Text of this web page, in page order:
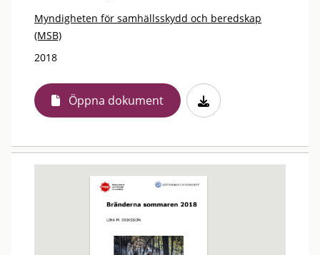
Myndigheten för samhällsskydd och beredskap
(MSB)
2018
Öppna dokument